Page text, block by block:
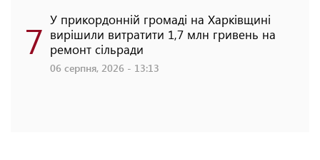
7 У прикордонній громаді на Харківщині
вирішили витратити 1,7 млн гривень на
ремонт сільради
06 серпня, 2026 - 13:13